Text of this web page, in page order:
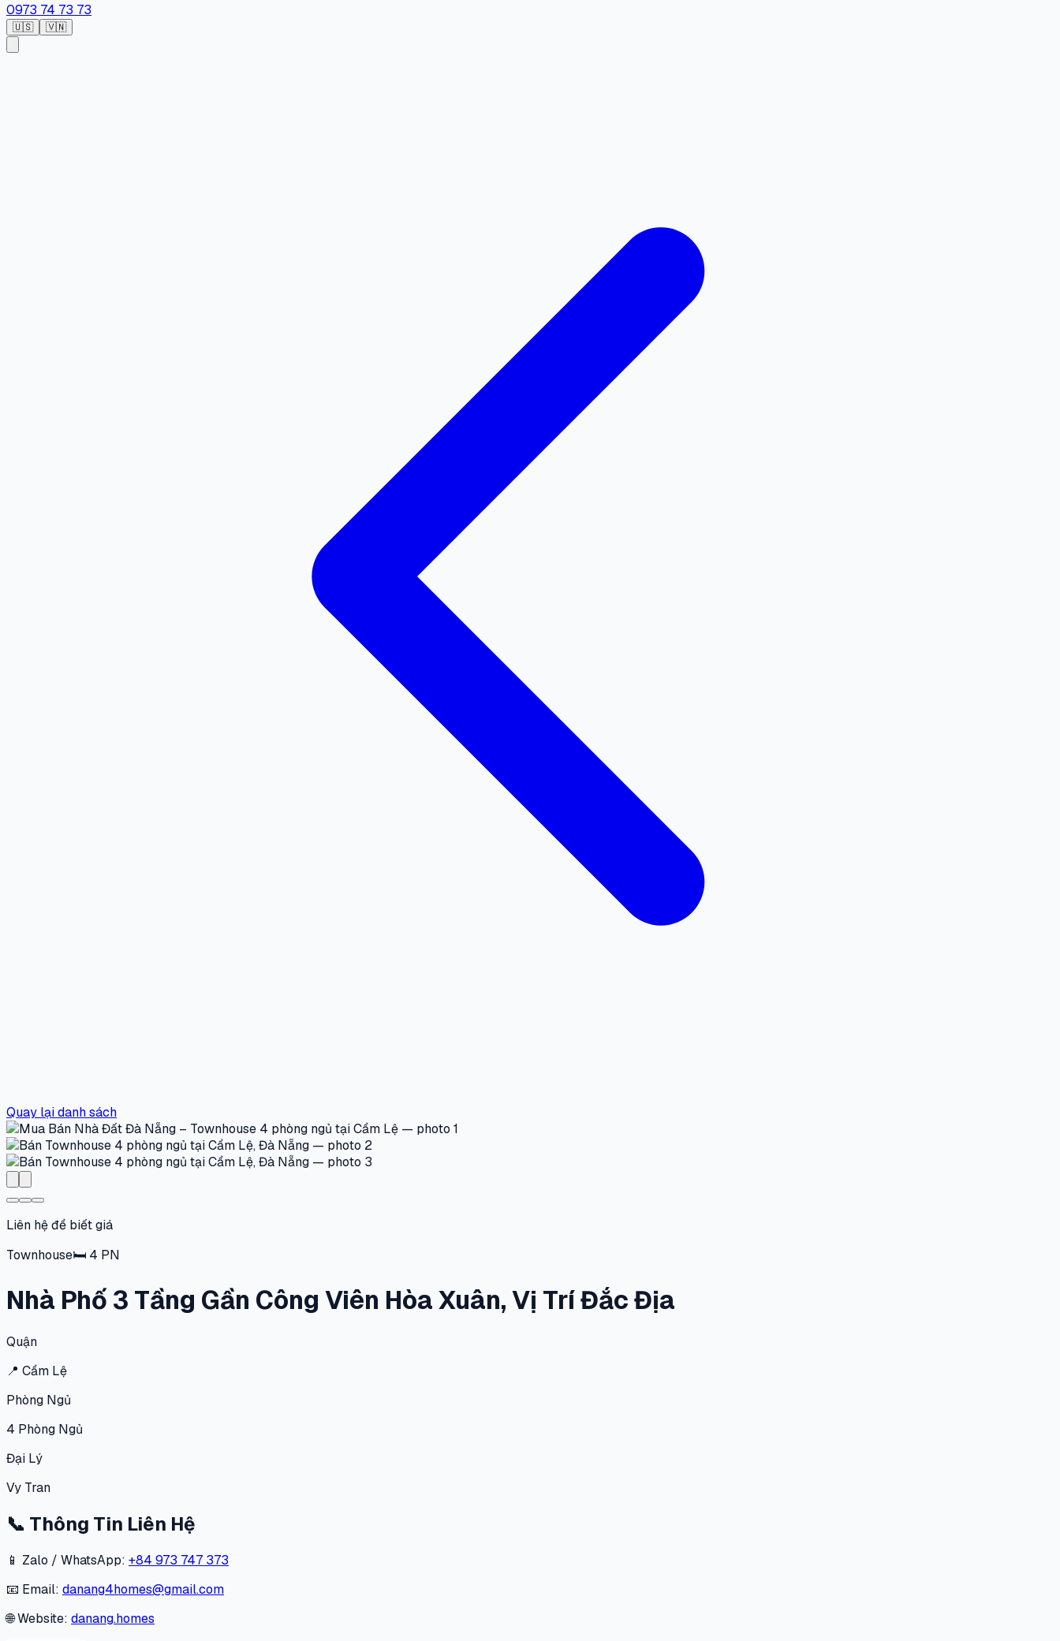
0973 74 73 73
🇺🇸 🇻🇳
Quay lại danh sách
Liên hệ để biết giá
Townhouse🛏 4 PN
Nhà Phố 3 Tầng Gần Công Viên Hòa Xuân, Vị Trí Đắc Địa
Quận
📍 Cẩm Lệ
Phòng Ngủ
4 Phòng Ngủ
Đại Lý
Vy Tran
📞 Thông Tin Liên Hệ
📱 Zalo / WhatsApp: +84 973 747 373
📧 Email: danang4homes@gmail.com
🌐 Website: danang.homes